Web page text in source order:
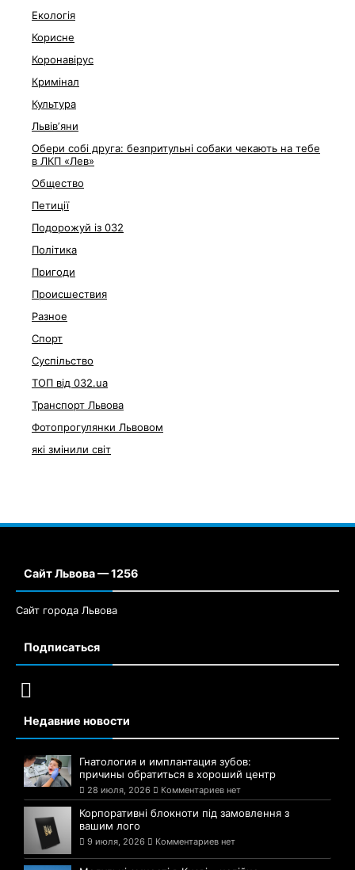
Екологія
Корисне
Коронавірус
Кримінал
Культура
Львівʼяни
Обери собі друга: безпритульні собаки чекають на тебе
в ЛКП «Лев»
Общество
Петиції
Подорожуй із 032
Політика
Пригоди
Происшествия
Разное
Спорт
Суспільство
ТОП від 032.ua
Транспорт Львова
Фотопрогулянки Львовом
які змінили світ
Сайт Львова — 1256
Сайт города Львова
Подписаться
Недавние новости
Гнатология и имплантация зубов:
причины обратиться в хороший центр
28 июля, 2026 Комментариев нет
Корпоративні блокноти під замовлення з
вашим лого
9 июля, 2026 Комментариев нет